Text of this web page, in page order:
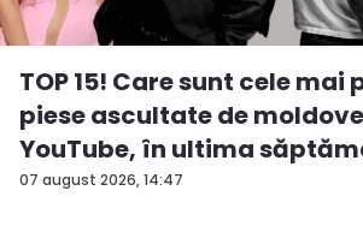
07 august 2026, 14:47
TOP 15! Care sunt cele mai
piese ascultate de
YouTube, în ultima